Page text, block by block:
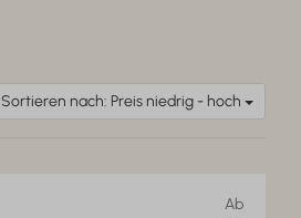
Sortieren nach: Preis niedrig - hoch
Ab